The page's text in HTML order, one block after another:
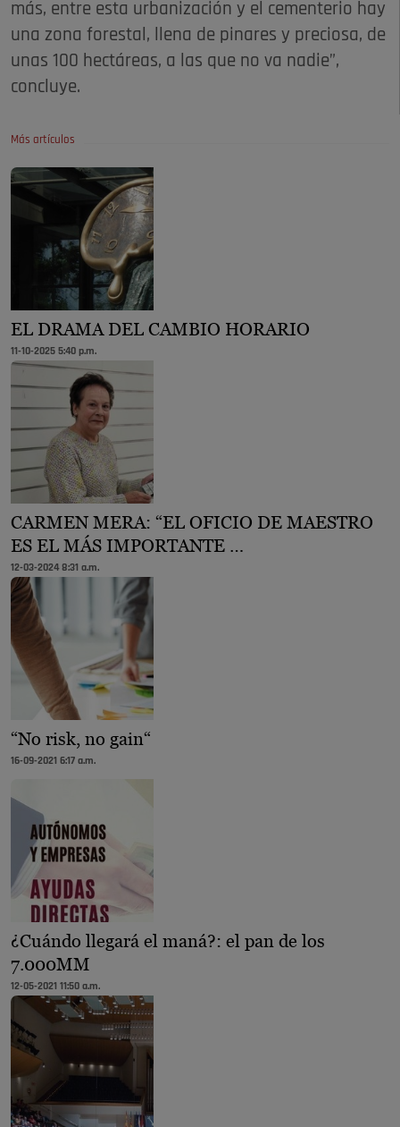
más, entre esta urbanización y el cementerio hay
una zona forestal, llena de pinares y preciosa, de
unas 100 hectáreas, a las que no va nadie”,
concluye.
Más artículos
EL DRAMA DEL CAMBIO HORARIO
11-10-2025 5:40 p.m.
CARMEN MERA: “EL OFICIO DE MAESTRO
ES EL MÁS IMPORTANTE …
12-03-2024 8:31 a.m.
“No risk, no gain“
16-09-2021 6:17 a.m.
¿Cuándo llegará el maná?: el pan de los
7.000MM
12-05-2021 11:50 a.m.